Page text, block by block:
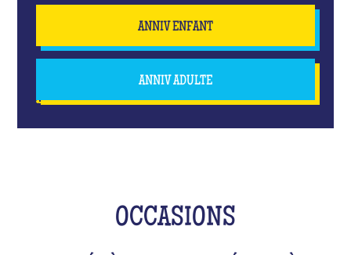
ANNIV ENFANT
ANNIV ADULTE
OCCASIONS